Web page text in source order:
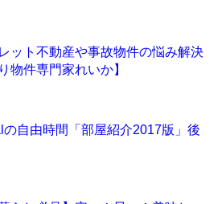
ット不動産や事故物件の悩み解決
物件専門家れいか】
の自由時間「部屋紹介2017版」後